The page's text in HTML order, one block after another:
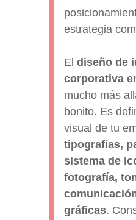
estrategia
El diseño de
corporativa
mucho más
bonito. Es
visual de tu
tipografías,
sistema de
fotografía,
gráficas.